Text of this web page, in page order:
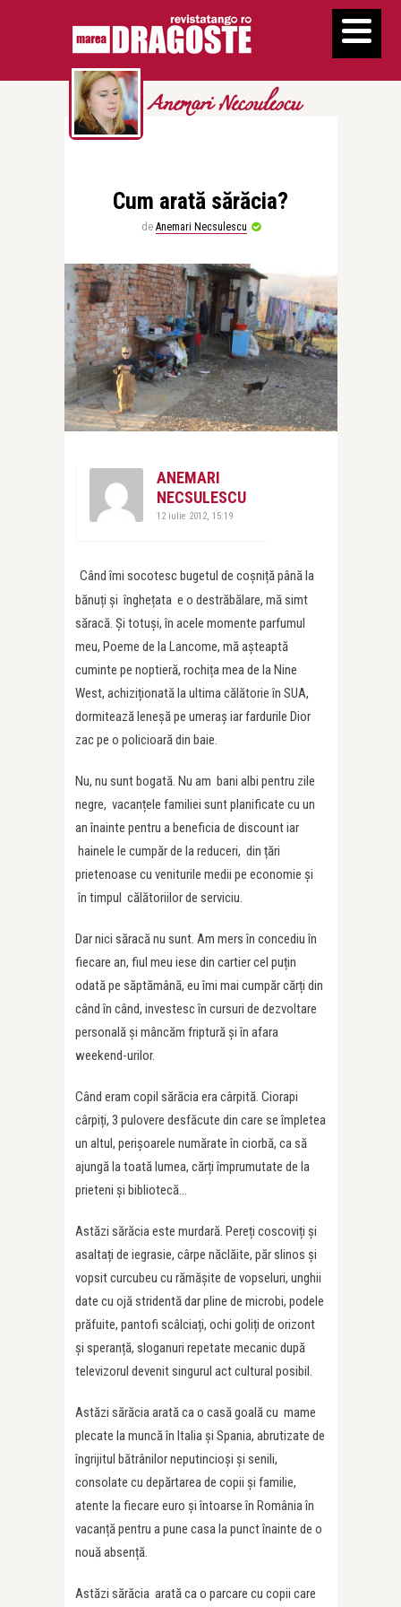
Anemari Necsulescu
Cum arată sărăcia?
de Anemari Necsulescu
ANEMARI
NECSULESCU
12 iulie 2012, 15:19
Când îmi socotesc bugetul de coșniță până la
bănuți și înghețata e o destrăbălare, mă simt
săracă. Și totuși, în acele momente parfumul
meu, Poeme de la Lancome, mă așteaptă
cuminte pe noptieră, rochița mea de la Nine
West, achiziționată la ultima călătorie în SUA,
dormitează leneșă pe umeraș iar fardurile Dior
zac pe o policioară din baie.
Nu, nu sunt bogată. Nu am bani albi pentru zile
negre, vacanțele familiei sunt planificate cu un
an înainte pentru a beneficia de discount iar
hainele le cumpăr de la reduceri, din țări
prietenoase cu veniturile medii pe economie și
în timpul călătoriilor de serviciu.
Dar nici săracă nu sunt. Am mers în concediu în
fiecare an, fiul meu iese din cartier cel puțin
odată pe săptămână, eu îmi mai cumpăr cărți din
când în când, investesc în cursuri de dezvoltare
personală și mâncăm friptură și în afara
weekend-urilor.
Când eram copil sărăcia era cârpită. Ciorapi
cârpiți, 3 pulovere desfăcute din care se împletea
un altul, perișoarele numărate în ciorbă, ca să
ajungă la toată lumea, cărți împrumutate de la
prieteni și bibliotecă…
Astăzi sărăcia este murdară. Pereți coscoviți și
asaltați de iegrasie, cârpe năclăite, păr slinos și
vopsit curcubeu cu rămășite de vopseluri, unghii
date cu ojă stridentă dar pline de microbi, podele
prăfuite, pantofi scâlciați, ochi goliți de orizont
și speranță, sloganuri repetate mecanic după
televizorul devenit singurul act cultural posibil.
Astăzi sărăcia arată ca o casă goală cu mame
plecate la muncă în Italia și Spania, abrutizate de
îngrijitul bătrânilor neputincioși și senili,
consolate cu depărtarea de copii și familie,
atente la fiecare euro și întoarse în România în
vacanță pentru a pune casa la punct înainte de o
nouă absență.
Astăzi sărăcia arată ca o parcare cu copii care